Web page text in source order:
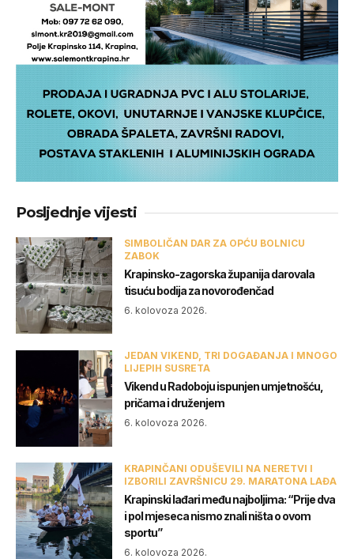
Posljednje vijesti
SIMBOLIČAN DAR ZA OPĆU BOLNICU
ZABOK
Krapinsko-zagorska županija darovala
tisuću bodija za novorođenčad
6. kolovoza 2026.
JEDAN VIKEND, TRI DOGAĐANJA I MNOGO
LIJEPIH SUSRETA
Vikend u Radoboju ispunjen umjetnošću,
pričama i druženjem
6. kolovoza 2026.
KRAPINČANI ODUŠEVILI NA NERETVI I
IZBORILI ZAVRŠNICU 29. MARATONA LAĐA
Krapinski lađari među najboljima: “Prije dva
i pol mjeseca nismo znali ništa o ovom
sportu”
6. kolovoza 2026.